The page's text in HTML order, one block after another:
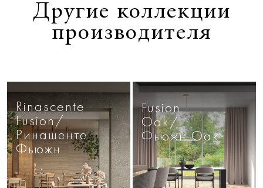
Другие коллекции
производителя
Rinascente
Fusion/
Ринашенте
Фьюжн
Fusion
Oak/
Фьюжн Оак